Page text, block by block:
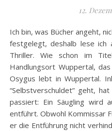
12.
Ich bin, was Bücher angeht, nicht auf ein bestimmtes Genre
festgelegt, deshalb lese ich
Thriller. Wie schon im
Handlungsort Wuppertal,
Osygus lebt in Wuppertal.
“Selbstverschuldet” geht,
passiert: Ein Säugling wird
entführt. Obwohl Kommissar
er die Entführung nicht